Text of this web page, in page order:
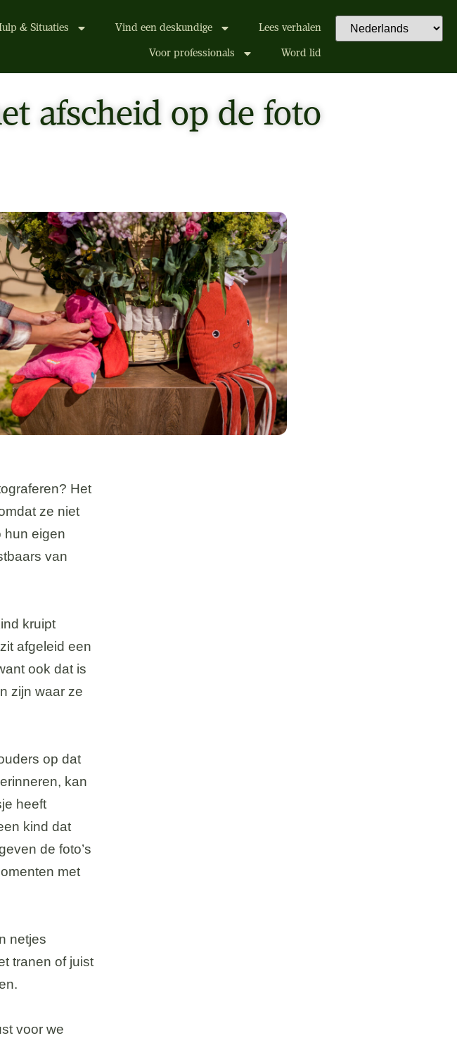
& Situaties Vind een deskundige Lees verhalen
Voor professionals Word lid
afscheid op de foto
Het
ze niet
hun eigen
van
kruipt
afgeleid een
ook dat is
zijn waar ze
op dat
kan
heeft
kind dat
de foto’s
met
netjes
tranen of juist
voor we